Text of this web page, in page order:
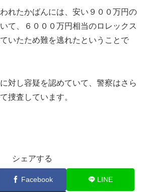
れたかばんには、安い９００万円の
て、６０００万円相当のロレックス
いたため難を逃れたということで
対し容疑を認めていて、警察はさら
捜査しています。
シェアする
Facebook LINE